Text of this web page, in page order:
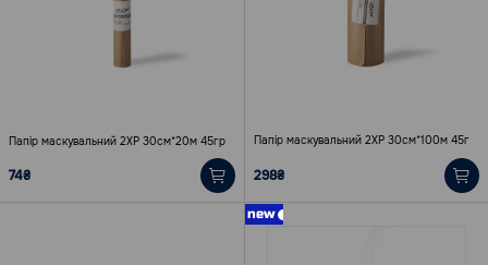
Папір маскувальний 2XP 30см*20м 45гр
74₴
Папір маскувальний 2XP 30см*100м 45г
298₴
new